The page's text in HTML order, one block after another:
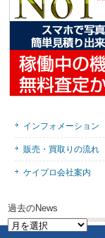
インフォメーション
販売・買取りの流れ
ケイプロ会社案内
過去のNews
過